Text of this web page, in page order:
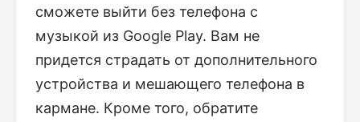
сможете выйти без телефона с
музыкой из Google Play. Вам не
придется страдать от дополнительного
устройства и мешающего телефона в
кармане. Кроме того, обратите